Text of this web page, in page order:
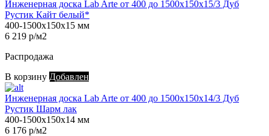
Инженерная доска Lab Arte от 400 до 1500х150х15/3 Дуб
Рустик Кайт белый*
400-1500х150х15 мм
6 219 р/м2
Распродажа
В корзину Добавлен
Инженерная доска Lab Arte от 400 до 1500х150х14/3 Дуб
Рустик Шарм лак
400-1500х150х14 мм
6 176 р/м2